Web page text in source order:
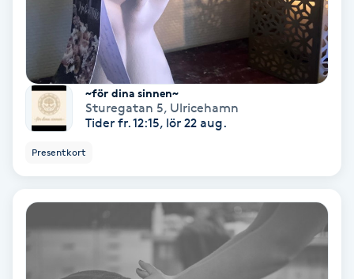
Hyaluronsyra
Hyperhidros
Hårbottenbehandling
Hårförlängning
~för dina sinnen~
Sturegatan 5, Ulricehamn
Tider fr. 12:15, lör 22 aug.
Presentkort